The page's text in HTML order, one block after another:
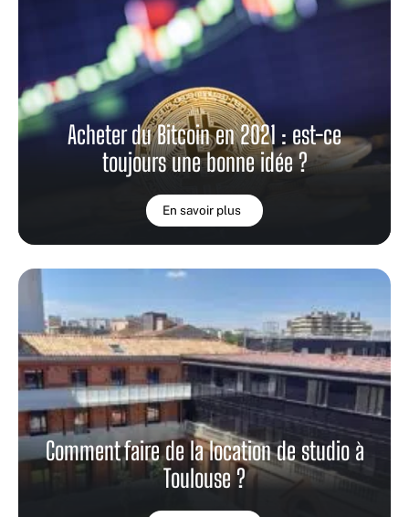
Acheter du Bitcoin en 2021 : est-ce
toujours une bonne idée ?
En savoir plus
Comment faire de la location de studio à
Toulouse ?